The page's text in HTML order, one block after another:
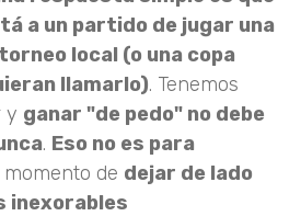
a un partido de jugar una
local (o una copa
llamarlo). Tenemos
y ganar "de pedo" no debe
. Eso no es para
momento de dejar de lado
inexorables